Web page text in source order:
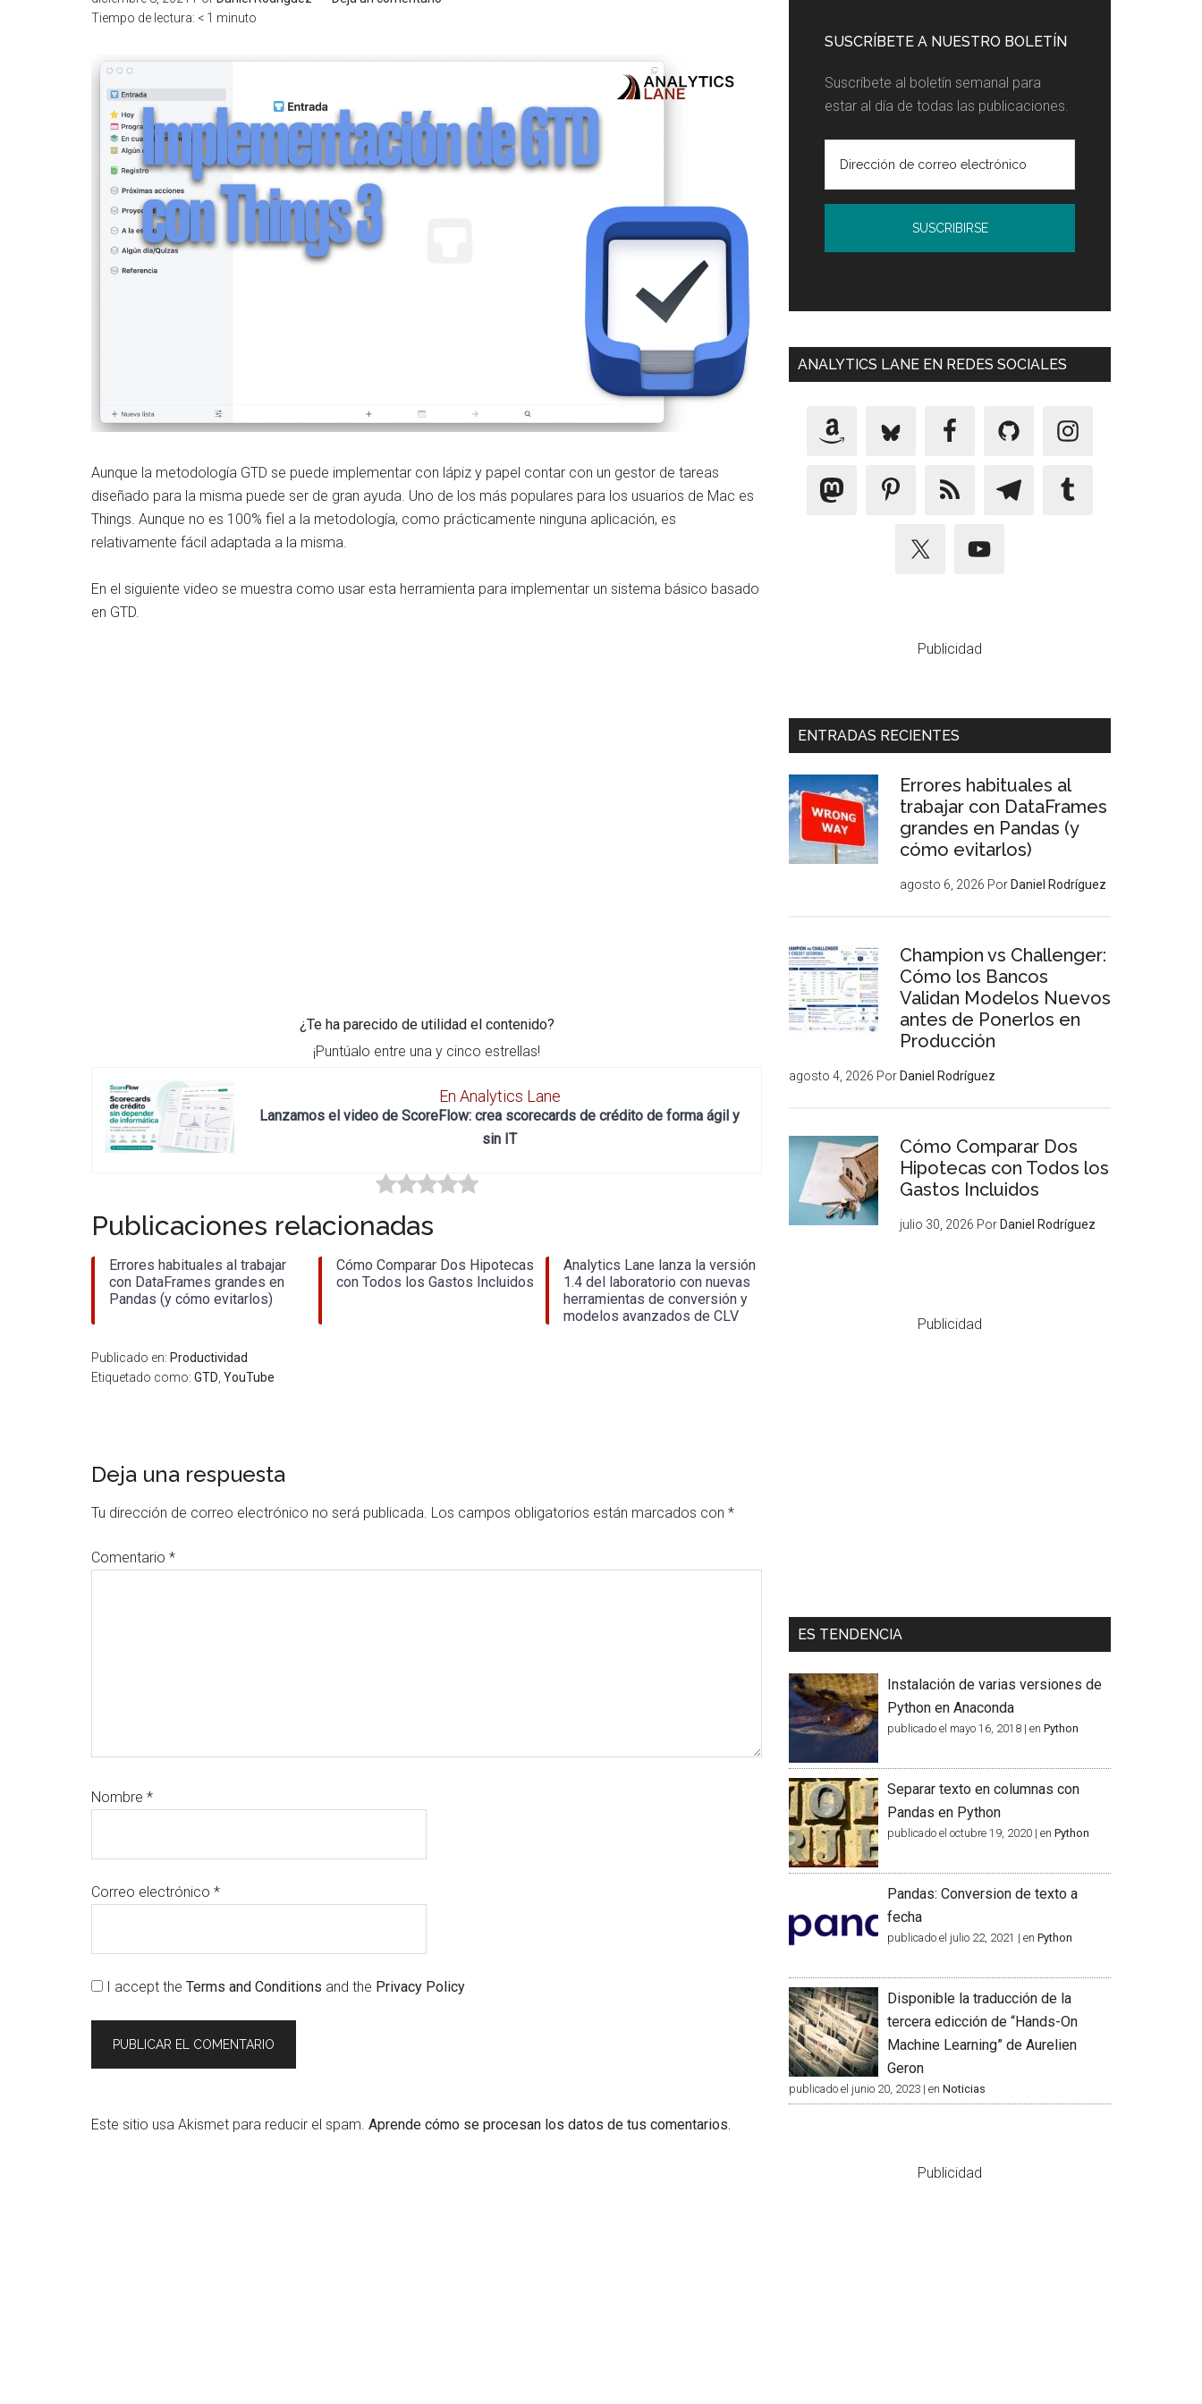
Tiempo de lectura: < 1 minuto
Aunque la metodología GTD se puede implementar con lápiz y papel contar con un gestor de tareas
diseñado para la misma puede ser de gran ayuda. Uno de los más populares para los usuarios de Mac es
Things. Aunque no es 100% fiel a la metodología, como prácticamente ninguna aplicación, es
relativamente fácil adaptada a la misma.
En el siguiente video se muestra como usar esta herramienta para implementar un sistema básico basado
en GTD.
¿Te ha parecido de utilidad el contenido?
¡Puntúalo entre una y cinco estrellas!
En Analytics Lane
Lanzamos el video de ScoreFlow: crea scorecards de crédito de forma ágil y
sin IT
Publicaciones relacionadas
Errores habituales al trabajar
con DataFrames grandes en
Pandas (y cómo evitarlos)
Cómo Comparar Dos Hipotecas
con Todos los Gastos Incluidos
Analytics Lane lanza la versión
1.4 del laboratorio con nuevas
herramientas de conversión y
modelos avanzados de CLV
Publicado en: Productividad
Etiquetado como: GTD YouTube
Interacciones
con
lectores
Deja una respuesta
Tu dirección de correo electrónico no será publicada. Los campos obligatorios están marcados con *
Comentario *
Nombre *
Correo electrónico *
I accept the Terms and Conditions and the Privacy Policy
Este sitio usa Akismet para reducir el spam. Aprende cómo se procesan los datos de tus comentarios.
SUSCRÍBETE A NUESTRO BOLETÍN
Suscríbete al boletín semanal para
estar al día de todas las publicaciones.
ANALYTICS LANE EN REDES SOCIALES
Publicidad
ENTRADAS RECIENTES
Errores habituales al
trabajar con DataFrames
grandes en Pandas (y
cómo evitarlos)
agosto 6, 2026 Por Daniel Rodríguez
Champion vs Challenger:
Cómo los Bancos
Validan Modelos Nuevos
antes de Ponerlos en
Producción
agosto 4, 2026 Por Daniel Rodríguez
Cómo Comparar Dos
Hipotecas con Todos los
Gastos Incluidos
julio 30, 2026 Por Daniel Rodríguez
Publicidad
ES TENDENCIA
Instalación de varias versiones de
Python en Anaconda
publicado el mayo 16, 2018 | en Python
Separar texto en columnas con
Pandas en Python
publicado el octubre 19, 2020 | en Python
Pandas: Conversion de texto a
fecha
publicado el julio 22, 2021 | en Python
Disponible la traducción de la
tercera edicción de “Hands-On
Machine Learning” de Aurelien
Geron
publicado el junio 20, 2023 | en Noticias
Publicidad